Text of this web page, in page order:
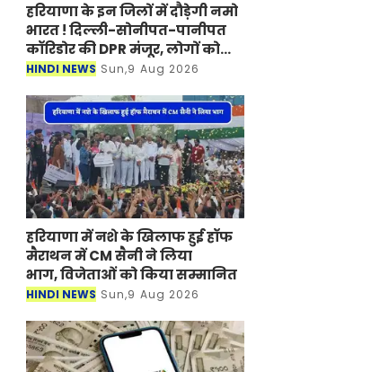
हरियाणा के इन जिलों में दौड़ेगी नमो
भारत ! दिल्ली-सोनीपत-पानीपत
कॉरिडोर की DPR मंजूर, लोगों को
मिलेगा बड़ा फायदा
HINDI NEWS Sun,9 Aug 2026
हरियाणा में नशे के खिलाफ हुई हॉफ
मैराथन में CM सैनी ने लिया
भाग, विजेताओं को किया सम्मानित
HINDI NEWS Sun,9 Aug 2026